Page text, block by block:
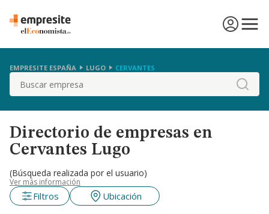
EMPRESITE ESPAÑA LUGO CERVANTES
Buscar
Directorio de empresas en
Cervantes Lugo
(Búsqueda realizada por el usuario)
Ver más información
Filtros Ubicación